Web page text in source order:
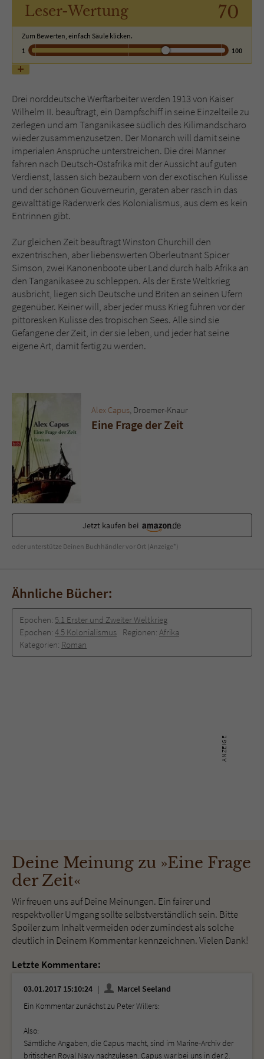
Leser-Wertung 70
Zum Bewerten, einfach Säule klicken.
1
100
Drei norddeutsche Werftarbeiter werden 1913 von Kaiser
Wilhelm II. beauftragt, ein Dampfschiff in seine Einzelteile zu
zerlegen und am Tanganikasee südlich des Kilimandscharo
wieder zusammenzusetzen. Der Monarch will damit seine
imperialen Ansprüche unterstreichen. Die drei Männer
fahren nach Deutsch-Ostafrika mit der Aussicht auf guten
Verdienst, lassen sich bezaubern von der exotischen Kulisse
und der schönen Gouverneurin, geraten aber rasch in das
gewalttätige Räderwerk des Kolonialismus, aus dem es kein
Entrinnen gibt.
Zur gleichen Zeit beauftragt Winston Churchill den
exzentrischen, aber liebenswerten Oberleutnant Spicer
Simson, zwei Kanonenboote über Land durch halb Afrika an
den Tanganikasee zu schleppen. Als der Erste Weltkrieg
ausbricht, liegen sich Deutsche und Briten an seinen Ufern
gegenüber. Keiner will, aber jeder muss Krieg führen vor der
pittoresken Kulisse des tropischen Sees. Alle sind sie
Gefangene der Zeit, in der sie leben, und jeder hat seine
eigene Art, damit fertig zu werden.
Alex Capus, Droemer-Knaur
Eine Frage der Zeit
Jetzt kaufen bei
oder unterstütze Deinen Buchhändler vor Ort (Anzeige*)
Ähnliche Bücher:
Epochen: 5.1 Erster und Zweiter Weltkrieg
Epochen: 4.5 Kolonialismus Regionen: Afrika
Kategorien: Roman
Deine Meinung zu »Eine Frage
der Zeit«
Wir freuen uns auf Deine Meinungen. Ein fairer und
respektvoller Umgang sollte selbstverständlich sein. Bitte
Spoiler zum Inhalt vermeiden oder zumindest als solche
deutlich in Deinem Kommentar kennzeichnen. Vielen Dank!
Letzte Kommentare:
03.01.2017 15:10:24
Marcel Seeland
Ein Kommentar zunächst zu Peter Willers:
Also:
Sämtliche Angaben, die Capus macht, sind im Marine-Archiv der
britischen Royal Navy nachzulesen. Capus war bei uns in der 2.
Name tx_pwcomments_ahash
Anbieter Literatur-Couch Medien GmbH & Co. KG
Zweck Cookie für Kommentare einzelner Buchtitel
Name fe_typo_user
Anbieter Literatur-Couch Medien GmbH & Co. KG
Laufzeit Session
Zweck
Kommunikation der Webseite mit dem
Benutzer. Es wird benötigt um z. B. den
Sicherheitscode des Kontaktformulars zu
überprüfen.